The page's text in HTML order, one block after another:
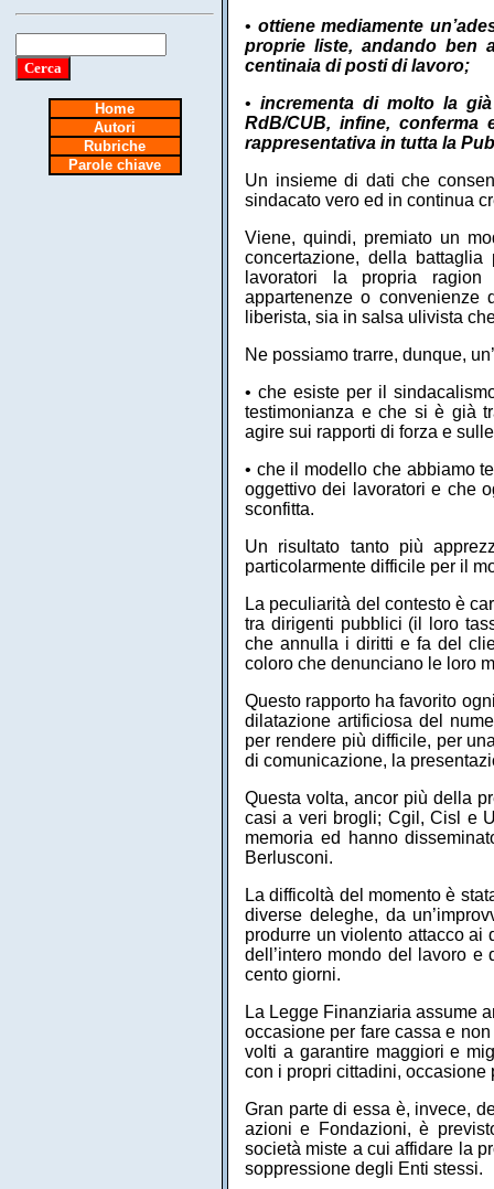
Home
Autori
Rubriche
Parole chiave
• ottiene mediamente
proprie liste, andando ben
centinaia di posti di lavoro;
• incrementa di molto la
RdB/CUB, infine,
rappresentativa in tutta la
Un insieme di dati che
sindacato vero ed in continua
Viene, quindi, premiato un
concertazione, della
lavoratori la propria
appartenenze o convenienze
liberista, sia in salsa ulivista
Ne possiamo trarre, dunque,
• che esiste per il
testimonianza e che si è già
agire sui rapporti di forza e
• che il modello che abbiamo
oggettivo dei lavoratori e che
sconfitta.
Un risultato tanto più
particolarmente difficile per il
La peculiarità del contesto è
tra dirigenti pubblici (il loro
che annulla i diritti e fa del
coloro che denunciano le loro
Questo rapporto ha favorito
dilatazione artificiosa del
per rendere più difficile, per
di comunicazione, la
Questa volta, ancor più della
casi a veri brogli; Cgil, Cisl e
memoria ed hanno
Berlusconi.
La difficoltà del momento è
diverse deleghe, da
produrre un violento attacco
dell’intero mondo del lavoro
cento giorni.
La Legge Finanziaria assume
occasione per fare cassa e
volti a garantire maggiori e
con i propri cittadini,
Gran parte di essa è, invece,
azioni e Fondazioni, è
società miste a cui affidare la
soppressione degli Enti stessi.